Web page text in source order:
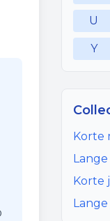
U
Y
Korte
Korte